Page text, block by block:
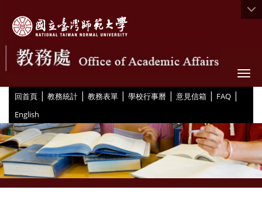
回首頁 | 教務統計 | 教務表單 | 學校行事曆 | 意見信箱 | FAQ |
English